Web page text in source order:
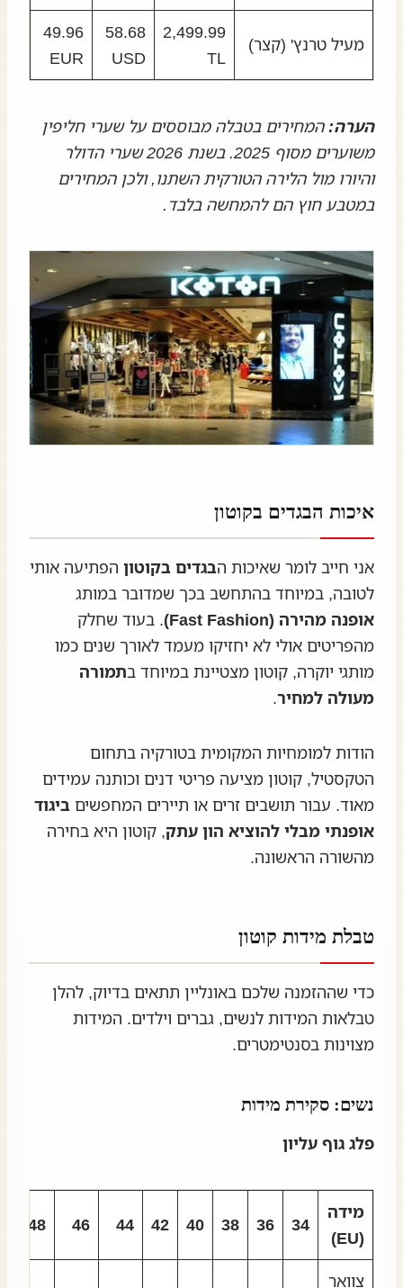
מעיל טרנץ' (קצר)
2,499.99
TL
58.68
USD
49.96
EUR
הערה: המחירים בטבלה מבוססים על שערי חליפין
משוערים מסוף 2025. בשנת 2026 שערי הדולר
והיורו מול הלירה הטורקית השתנו, ולכן המחירים
במטבע חוץ הם להמחשה בלבד.
איכות הבגדים בקוטון
אני חייב לומר שאיכות הבגדים בקוטון הפתיעה אותי
לטובה, במיוחד בהתחשב בכך שמדובר במותג
אופנה מהירה (Fast Fashion)
. בעוד שחלק
מהפריטים אולי לא יחזיקו מעמד לאורך שנים כמו
מותגי יוקרה, קוטון מצטיינת במיוחד בתמורה
מעולה למחיר.
הודות למומחיות המקומית בטורקיה בתחום
הטקסטיל, קוטון מציעה פריטי דנים וכותנה עמידים
מאוד. עבור תושבים זרים או תיירים המחפשים ביגוד
אופנתי מבלי להוציא הון עתק, קוטון היא בחירה
מהשורה הראשונה.
טבלת מידות קוטון
כדי שההזמנה שלכם באונליין תתאים בדיוק, להלן
טבלאות המידות לנשים, גברים וילדים. המידות
מצוינות בסנטימטרים.
נשים: סקירת מידות
פלג גוף עליון
מידה
(EU)
34
36
38
40
42
44
46
48
צוואר